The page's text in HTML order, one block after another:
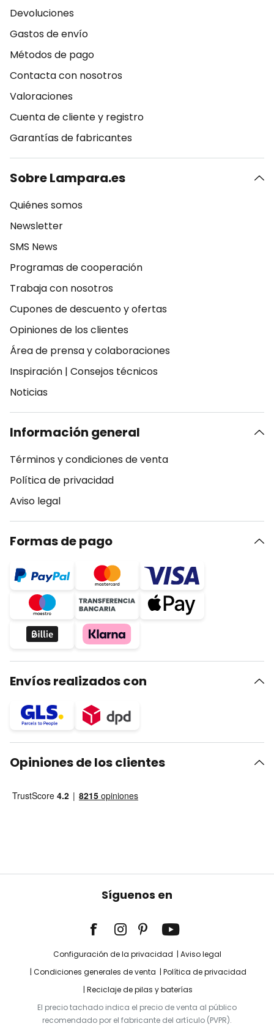
Devoluciones
Gastos de envío
Métodos de pago
Contacta con nosotros
Valoraciones
Cuenta de cliente y registro
Garantías de fabricantes
Sobre Lampara.es
Quiénes somos
Newsletter
SMS News
Programas de cooperación
Trabaja con nosotros
Cupones de descuento y ofertas
Opiniones de los clientes
Área de prensa y colaboraciones
Inspiración | Consejos técnicos
Noticias
Información general
Términos y condiciones de venta
Política de privacidad
Aviso legal
Formas de pago
Envíos realizados con
Opiniones de los clientes
Síguenos en
Configuración de la privacidad
Aviso legal
Condiciones generales de venta
Política de privacidad
Reciclaje de pilas y baterías
El precio tachado indica el precio de venta al público
recomendado por el fabricante del artículo (PVPR).